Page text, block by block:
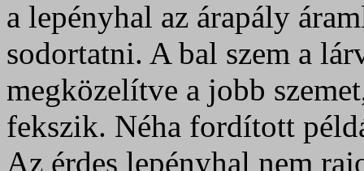
a lepényhal az árapály
sodortatni. A bal szem a
megközelítve a jobb
fekszik. Néha fordított
Az érdes lepényhal nem